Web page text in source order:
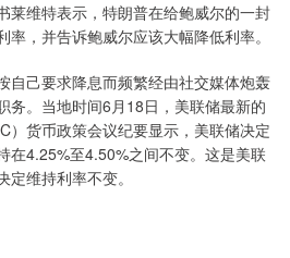
维特表示，特朗普在给鲍威尔的一封
，并告诉鲍威尔应该大幅降低利率。
己要求降息而频繁经由社交媒体炮轰
务。当地时间6月18日，美联储最新的
）货币政策会议纪要显示，美联储决定
在4.25%至4.50%之间不变。这是美联
维持利率不变。